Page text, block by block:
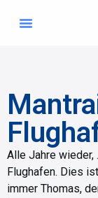
Alle Jahre wieder,
Flughafen. Dies
immer Thomas,